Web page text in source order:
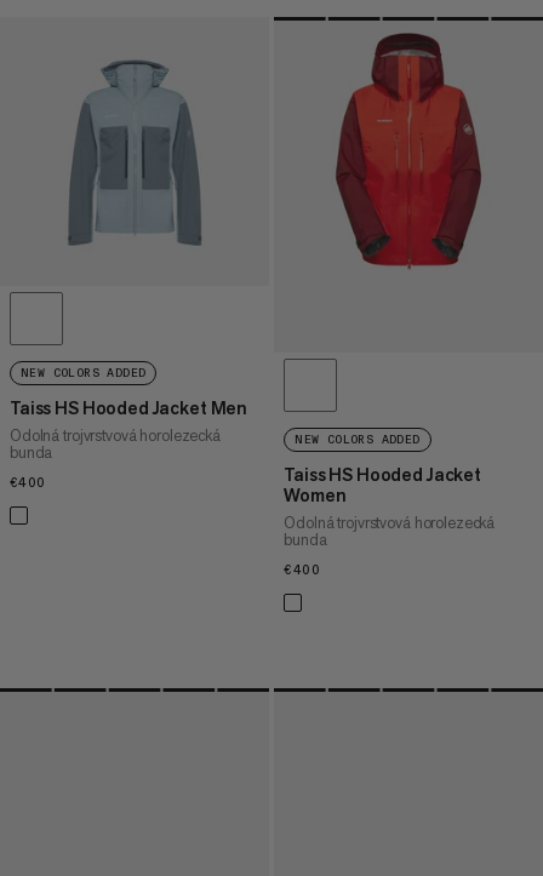
NEW COLORS ADDED
Taiss HS Hooded Jacket Men
Odolná trojvrstvová horolezecká
bunda
€400
NEW COLORS ADDED
Taiss HS Hooded Jacket
Women
Odolná trojvrstvová horolezecká
bunda
€400